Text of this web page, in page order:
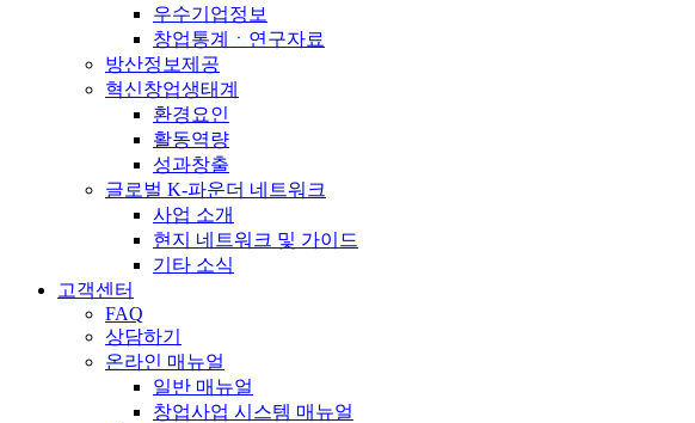
우수기업정보
창업통계ㆍ연구자료
방산정보제공
혁신창업생태계
환경요인
활동역량
성과창출
글로벌 K-파운더 네트워크
사업 소개
현지 네트워크 및 가이드
기타 소식
고객센터
FAQ
상담하기
온라인 매뉴얼
일반 매뉴얼
창업사업 시스템 매뉴얼